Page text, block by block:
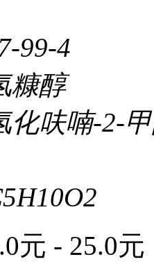
99-4
糠醇
化呋喃-2-
元 - 25.0元